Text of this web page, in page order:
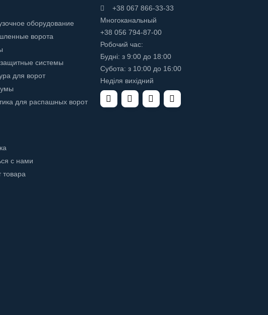
оборудование
ворота
системы
для ворот
для распашных ворот
с нами
товара
+38 067 866-33-33
Многоканальный
+38 056 794-87-00
Робочий час:
Будні: з 9:00 до 18:00
Субота: з 10:00 до 16:00
Неділя вихідний